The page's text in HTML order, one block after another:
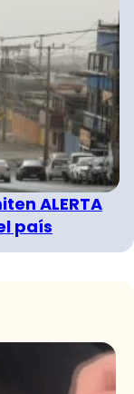
ALERTA
país